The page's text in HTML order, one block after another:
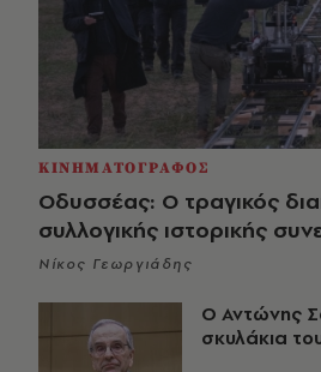
ΚΙΝΗΜΑΤΟΓΡΑΦΟΣ
Οδυσσέας: Ο τραγικός
συλλογικής ιστορικής
Νίκος Γεωργιάδης
Ο Αντώνης
σκυλάκια